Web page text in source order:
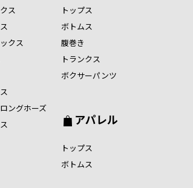
ス
クス
ングホーズ
トップス
ボトムス
腹巻き
トランクス
ボクサーパンツ
アパレル
トップス
ボトムス